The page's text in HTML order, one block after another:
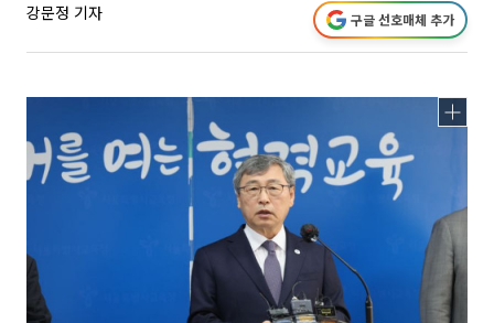
강문정 기자 구글 선호매체 추가